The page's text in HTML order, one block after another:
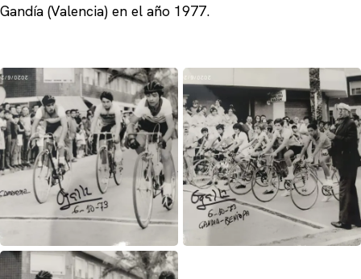
Gandía (Valencia) en el año 1977.